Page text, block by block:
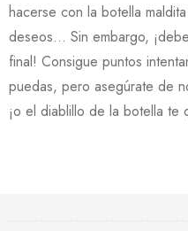
hacerse con la botella
deseos… Sin embargo,
final! Consigue puntos
puedas, pero asegúrate de
¡o el diablillo de la botella te